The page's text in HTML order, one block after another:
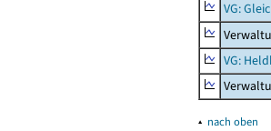
VG:
VG:
▴ nach oben